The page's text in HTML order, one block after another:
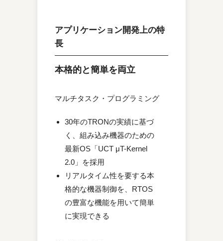
アプリケーション開発上の特
長
本格的と簡単を両立
マルチタスク・プログラミング
30年のTRONの実績に基づ
く、組み込み機器のための
最新OS「UCT μT-Kernel
2.0」を採用
リアルタイム性を要する本
格的な機器制御を、RTOS
の豊富な機能を用いて簡単
に実現できる